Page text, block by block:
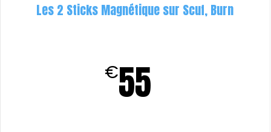
Les 2 Sticks Magnétique sur Scuf, Burn
€55